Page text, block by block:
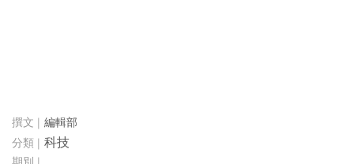
編輯部
科技